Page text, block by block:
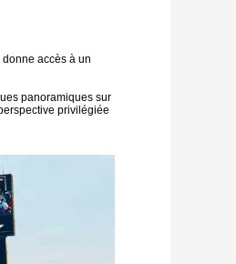
accès à un
panoramiques sur
privilégiée